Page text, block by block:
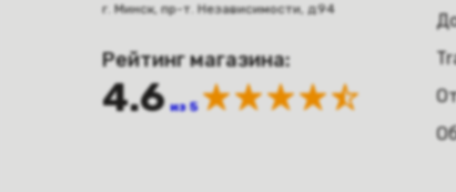
г. Минск, пр-т. Независимости, д.94
Рейтинг магазина:
4.6 из 5